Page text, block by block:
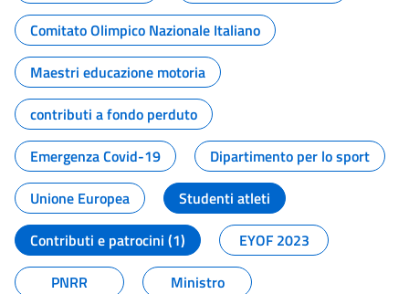
Comitato Olimpico Nazionale Italiano
Maestri educazione motoria
contributi a fondo perduto
Emergenza Covid-19
Dipartimento per lo sport
Unione Europea
Studenti atleti
Contributi e patrocini (1)
EYOF 2023
PNRR
Ministro